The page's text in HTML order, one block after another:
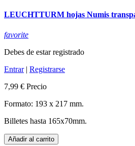
LEUCHTTURM hojas Numis
favorite
Debes de estar registrado
Entrar| Registrarse
7,99 € Precio
Formato: 193 x 217 mm.
Billetes hasta 165x70mm.
Añadir al carrito